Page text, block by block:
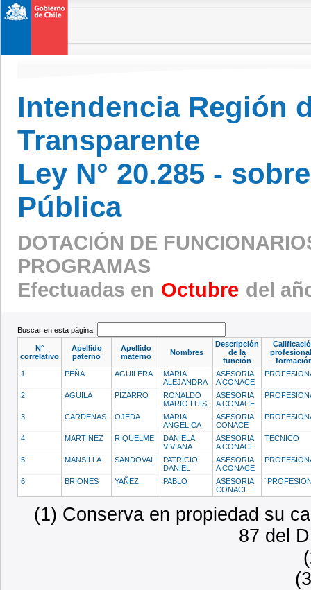
Intendencia Región
Transparente
Ley N° 20.285 -
Pública
DOTACIÓN DE
PROGRAMAS
Efectuadas en Octubre del
Buscar en esta página:
N°
correlativo
Apellido
paterno
Apellido
materno
Nombres
Descripción
de la
función
1
PEÑA AGUILERA
MARIA
ALEJANDRA
ASESORIA
A CONACE
2 AGUILA PIZARRO
RONALDO
MARIO LUIS
ASESORIA
A CONACE
3 CARDENAS OJEDA
MARIA
ANGELICA
ASESORIA
CONACE
4 MARTINEZ RIQUELME
DANIELA
VIVIANA
ASESORIA
A CONACE
TECNICO
5 MANSILLA SANDOVAL
PATRICIO
DANIEL
ASESORIA
A CONACE
6 BRIONES YAÑEZ PABLO
ASESORIA
CONACE
(1) Conserva en propiedad su
87 del